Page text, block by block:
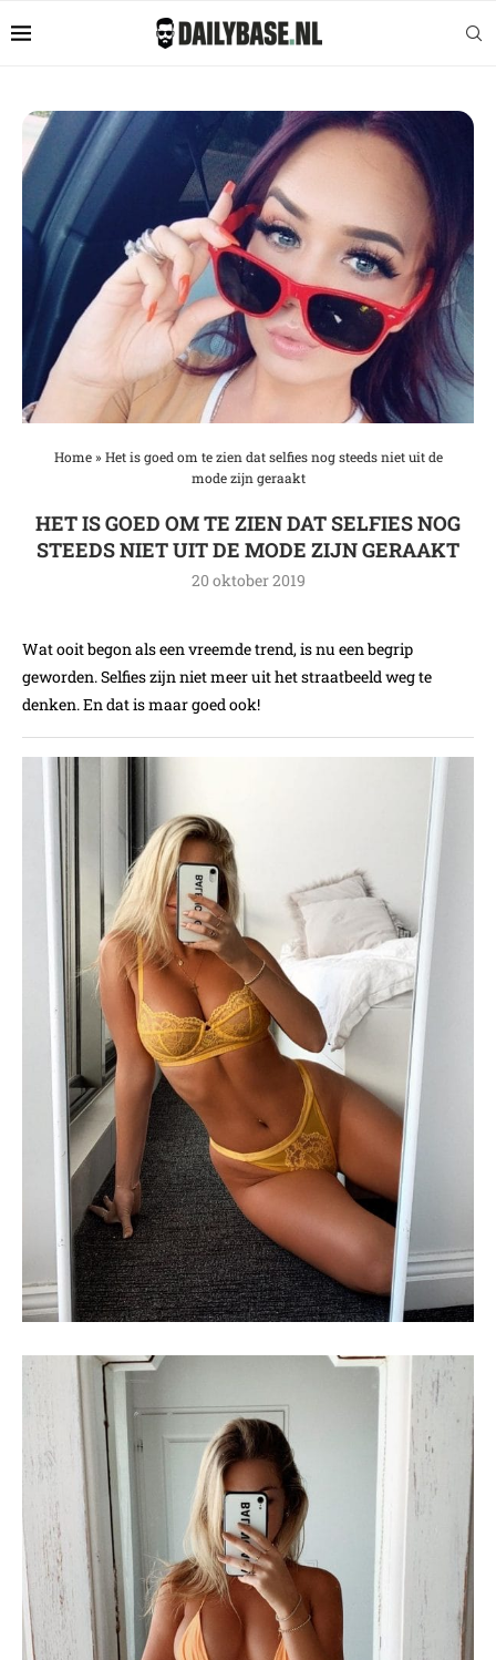
Home» Het is goed om te zien dat selfies nog steeds niet uit de
mode zijn geraakt
HET IS GOED OM TE ZIEN DAT SELFIES NOG
STEEDS NIET UIT DE MODE ZIJN GERAAKT
20 oktober 2019
Wat ooit begon als een vreemde trend, is nu een begrip
geworden. Selfies zijn niet meer uit het straatbeeld weg te
denken. En dat is maar goed ook!